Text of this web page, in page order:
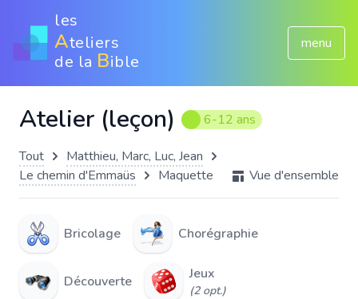
les
Ateliers
de la Bible
menu
Atelier (leçon) 6-12 ans
Tout
Matthieu, Marc, Luc, Jean
Le chemin d'Emmaüs
Maquette Vue d'ensemble
Bricolage Chorégraphie
Découverte Jeux
(2 opt.)